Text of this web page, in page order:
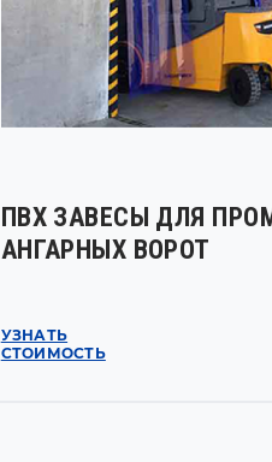
ПВХ ЗАВЕСЫ ДЛЯ
АНГАРНЫХ ВОРОТ
УЗНАТЬ
СТОИМОСТЬ